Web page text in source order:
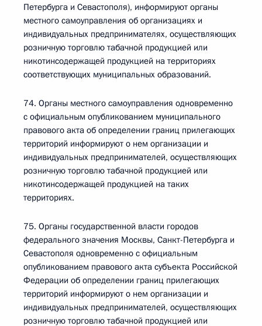
Петербурга и Севастополя), информируют органы
местного самоуправления об организациях и
индивидуальных предпринимателях, осуществляющих
розничную торговлю табачной продукцией или
никотинсодержащей продукцией на территориях
соответствующих муниципальных образований.
74. Органы местного самоуправления одновременно
с официальным опубликованием муниципального
правового акта об определении границ прилегающих
территорий информируют о нем организации и
индивидуальных предпринимателей, осуществляющих
розничную торговлю табачной продукцией или
никотинсодержащей продукцией на таких
территориях.
75. Органы государственной власти городов
федерального значения Москвы, Санкт-Петербурга и
Севастополя одновременно с официальным
опубликованием правового акта субъекта Российской
Федерации об определении границ прилегающих
территорий информируют о нем организации и
индивидуальных предпринимателей, осуществляющих
розничную торговлю табачной продукцией или